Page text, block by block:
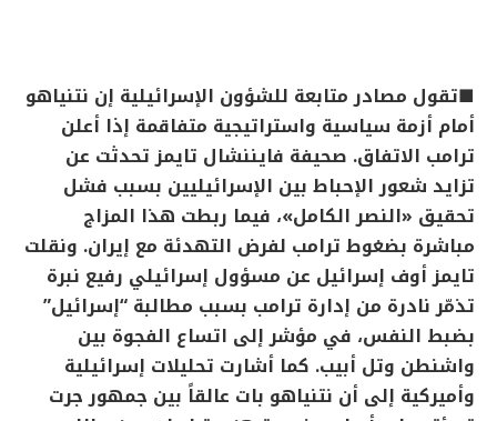
■تقول مصادر متابعة للشؤون الإسرائيلية إن نتنياهو
أمام أزمة سياسية واستراتيجية متفاقمة إذا أعلن
ترامب الاتفاق. صحيفة فايننشال تايمز تحدثت عن
تزايد شعور الإحباط بين الإسرائيليين بسبب فشل
تحقيق «النصر الكامل»، فيما ربطت هذا المزاج
مباشرة بضغوط ترامب لفرض التهدئة مع إيران. ونقلت
تايمز أوف إسرائيل عن مسؤول إسرائيلي رفيع نبرة
تذمّر نادرة من إدارة ترامب بسبب مطالبة “إسرائيل”
بضبط النفس، في مؤشر إلى اتساع الفجوة بين
واشنطن وتل أبيب. كما أشارت تحليلات إسرائيلية
وأميركية إلى أن نتنياهو بات عالقاً بين جمهور جرت